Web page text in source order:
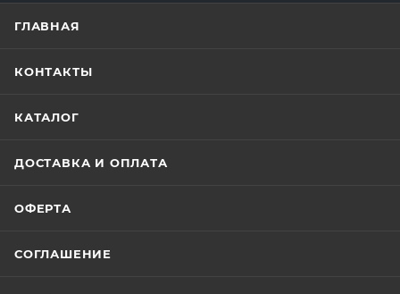
ГЛАВНАЯ
КОНТАКТЫ
КАТАЛОГ
ДОСТАВКА И ОПЛАТА
ОФЕРТА
СОГЛАШЕНИЕ